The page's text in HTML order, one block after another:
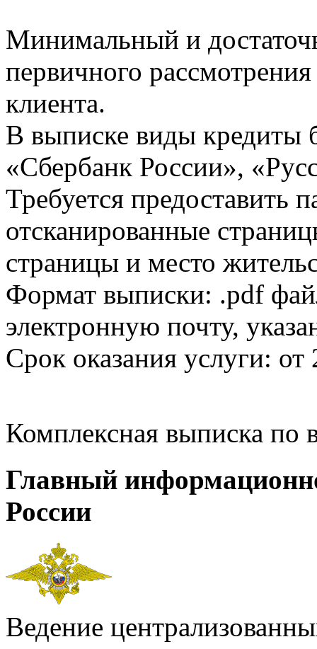
Минимальный и
первичного
клиента.
В выписке виды кредиты
«Сбербанк России»,
Требуется предоставить
отсканированные
страницы и место
Формат выписки: .pdf
электронную почту,
Срок оказания услуги: от
Комплексная выписка
Главный
России
Ведение